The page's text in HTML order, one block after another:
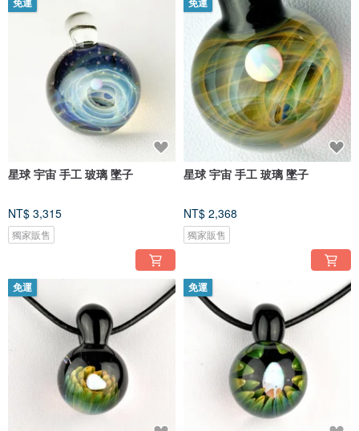
免運
星球 宇宙 手工 玻璃 墜子
NT$ 3,315
獨家販售
免運
星球 宇宙 手工 玻璃 墜子
NT$ 2,368
獨家販售
免運 免運